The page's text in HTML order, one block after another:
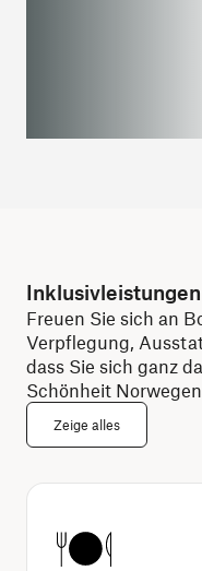
Inklusivleistungen
Freuen Sie sich an
Verpflegung,
dass Sie sich ganz
Schönheit
Zeige alles